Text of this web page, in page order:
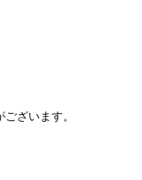
ざいます。